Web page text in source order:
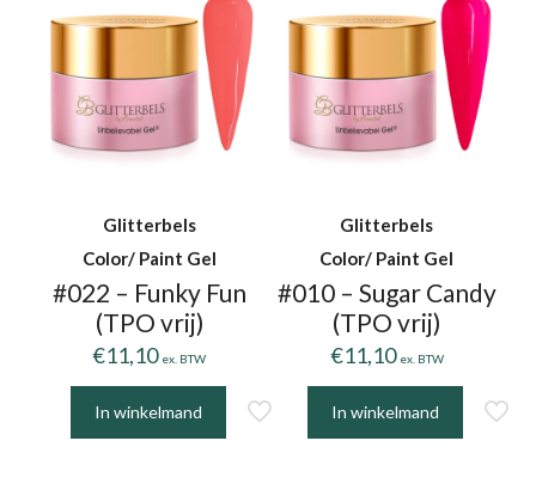
Glitterbels
Color/ Paint Gel
#022 – Funky Fun
(TPO vrij)
€11,10 ex. BTW
In winkelmand
Glitterbels
Color/ Paint Gel
#010 – Sugar Candy
(TPO vrij)
€11,10 ex. BTW
In winkelmand